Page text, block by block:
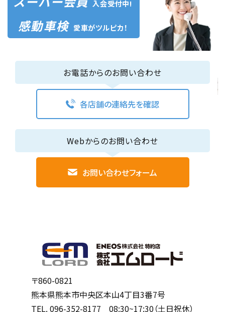
入会受付中!
感動車検 愛車がツルピカ！
お電話からのお問い合わせ
各店舗の連絡先を確認
Webからのお問い合わせ
お問い合わせフォーム
〒860-0821
熊本県熊本市中央区本山4丁目3番7号
TEL. 096-352-8177 08:30~17:30（土日祝休）